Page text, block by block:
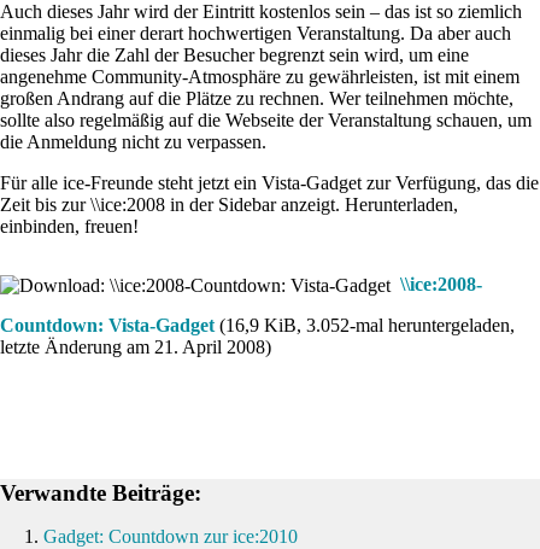
Auch dieses Jahr wird der Eintritt kostenlos sein – das ist so ziemlich
einmalig bei einer derart hochwertigen Veranstaltung. Da aber auch
dieses Jahr die Zahl der Besucher begrenzt sein wird, um eine
angenehme Community-Atmosphäre zu gewährleisten, ist mit einem
großen Andrang auf die Plätze zu rechnen. Wer teilnehmen möchte,
sollte also regelmäßig auf die Webseite der Veranstaltung schauen, um
die Anmeldung nicht zu verpassen.
Für alle ice-Freunde steht jetzt ein Vista-Gadget zur Verfügung, das die
Zeit bis zur \\ice:2008 in der Sidebar anzeigt. Herunterladen,
einbinden, freuen!
\\ice:2008-
Countdown: Vista-Gadget (16,9 KiB, 3.052-mal heruntergeladen,
letzte Änderung am 21. April 2008)
Verwandte Beiträge:
Gadget: Countdown zur ice:2010